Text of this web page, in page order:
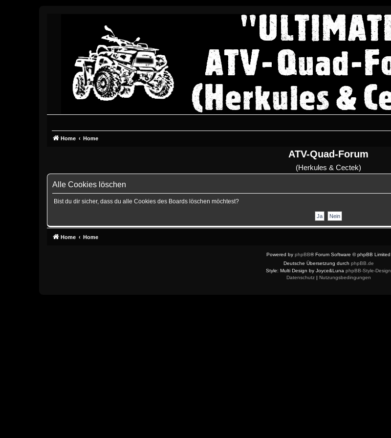
Home Home
ATV-Quad-Forum
(Herkules & Cectek)
Alle Cookies löschen
Bist du dir sicher, dass du alle Cookies des Boards löschen möchtest?
Home Home
Powered by phpBB® Forum Software © phpBB Limited
Deutsche Übersetzung durch phpBB.de
Style: Multi Design by Joyce&Luna phpBB-Style-Design
Datenschutz| Nutzungsbedingungen